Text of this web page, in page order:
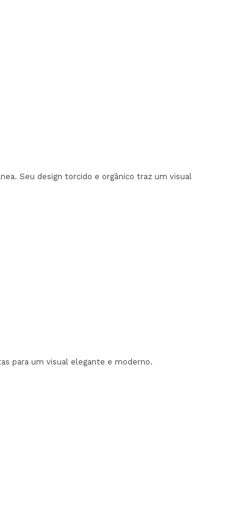
Seu design torcido e orgânico traz um visual
para um visual elegante e moderno.